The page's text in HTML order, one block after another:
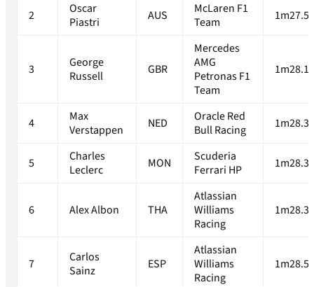
2
Oscar
Piastri
AUS
McLaren F1
Team
3
George
Russell
GBR
Mercedes
AMG
Petronas F1
Team
4
Max
Verstappen
NED
Oracle Red
Bull Racing
5
Charles
Leclerc
MON
Scuderia
Ferrari HP
6 Alex Albon THA
Atlassian
Williams
Racing
7
Carlos
Sainz
ESP
Atlassian
Williams
Racing